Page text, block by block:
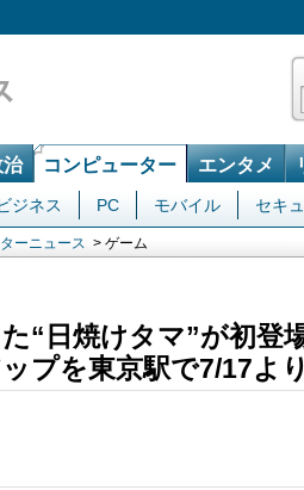
治 コンピューター エンタメ
ジネス PC モバイル セキ
ーニュース > ゲーム
“日焼けタマ”が初
プを東京駅で7/17よ